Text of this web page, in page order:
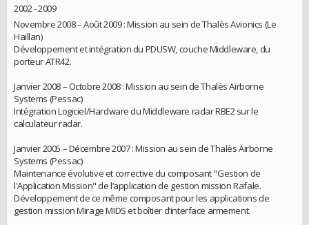
2002 - 2009
Novembre 2008 – Août 2009 : Mission au sein de Thalès Avionics (Le
Haillan)
Développement et intégration du PDUSW, couche Middleware, du
porteur ATR42.
Janvier 2008 – Octobre 2008 : Mission au sein de Thalès Airborne
Systems (Pessac)
Intégration Logiciel/Hardware du Middleware radar RBE2 sur le
calculateur radar.
Janvier 2005 – Décembre 2007 : Mission au sein de Thalès Airborne
Systems (Pessac)
Maintenance évolutive et corrective du composant "Gestion de
l'Application Mission" de l’application de gestion mission Rafale.
Développement de ce même composant pour les applications de
gestion mission Mirage MIDS et boîtier d’interface armement.